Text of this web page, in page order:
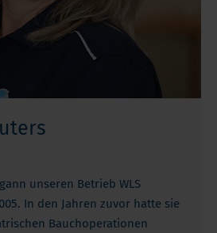
unseren Betrieb WLS
In den Jahren zuvor hatte sie
Bauchoperationen